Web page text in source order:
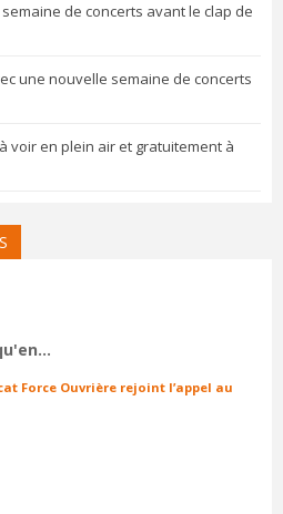
de concerts avant le clap de
une nouvelle semaine de concerts
voir en plein air et gratuitement à
Force Ouvrière rejoint l’appel au